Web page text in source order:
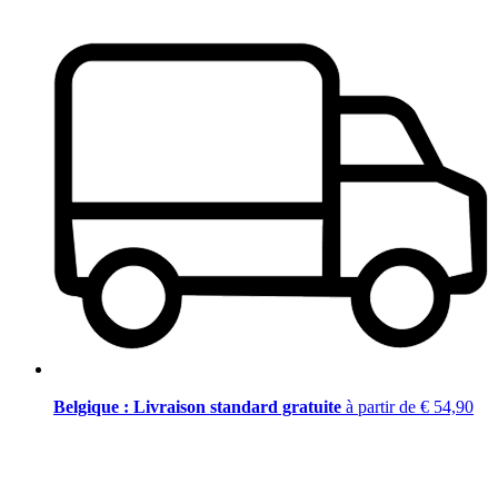
Belgique : Livraison standard gratuite à partir de € 54,90